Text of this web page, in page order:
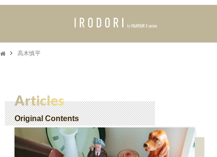
高木慎平
Articles
Original Contents